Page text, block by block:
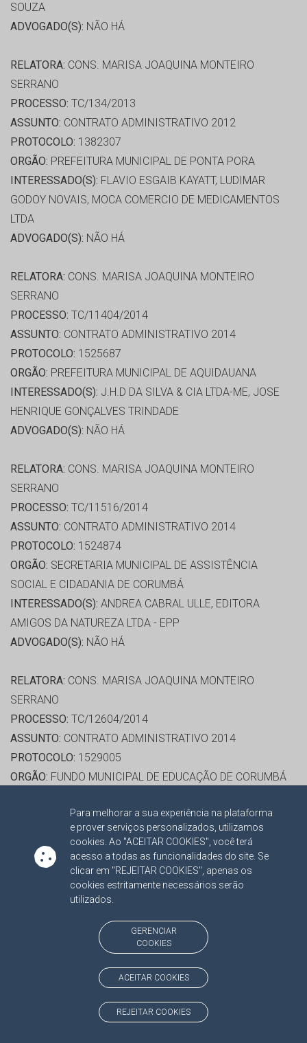
Para melhorar a sua experiência na plataforma
e prover serviços personalizados, utilizamos
cookies. Ao "ACEITAR COOKIES", você terá
acesso a todas as funcionalidades do site. Se
clicar em "REJEITAR COOKIES", apenas os
cookies estritamente necessários serão
utilizados.
GERENCIAR
COOKIES
ACEITAR COOKIES
REJEITAR COOKIES
SOUZA
ADVOGADO(S): NÃO HÁ
RELATORA: CONS. MARISA JOAQUINA MONTEIRO
SERRANO
PROCESSO: TC/134/2013
ASSUNTO: CONTRATO ADMINISTRATIVO 2012
PROTOCOLO: 1382307
ORGÃO: PREFEITURA MUNICIPAL DE PONTA PORA
INTERESSADO(S): FLAVIO ESGAIB KAYATT, LUDIMAR
GODOY NOVAIS, MOCA COMERCIO DE MEDICAMENTOS
LTDA
ADVOGADO(S): NÃO HÁ
RELATORA: CONS. MARISA JOAQUINA MONTEIRO
SERRANO
PROCESSO: TC/11404/2014
ASSUNTO: CONTRATO ADMINISTRATIVO 2014
PROTOCOLO: 1525687
ORGÃO: PREFEITURA MUNICIPAL DE AQUIDAUANA
INTERESSADO(S): J.H.D DA SILVA & CIA LTDA-ME, JOSE
HENRIQUE GONÇALVES TRINDADE
ADVOGADO(S): NÃO HÁ
RELATORA: CONS. MARISA JOAQUINA MONTEIRO
SERRANO
PROCESSO: TC/11516/2014
ASSUNTO: CONTRATO ADMINISTRATIVO 2014
PROTOCOLO: 1524874
ORGÃO: SECRETARIA MUNICIPAL DE ASSISTÊNCIA
SOCIAL E CIDADANIA DE CORUMBÁ
INTERESSADO(S): ANDREA CABRAL ULLE, EDITORA
AMIGOS DA NATUREZA LTDA - EPP
ADVOGADO(S): NÃO HÁ
RELATORA: CONS. MARISA JOAQUINA MONTEIRO
SERRANO
PROCESSO: TC/12604/2014
ASSUNTO: CONTRATO ADMINISTRATIVO 2014
PROTOCOLO: 1529005
ORGÃO: FUNDO MUNICIPAL DE EDUCAÇÃO DE CORUMBÁ
ROSEANE LIMOEIRO DA SILVA PIRES, SIMÉIA A. H. M.
MUSTAFA - EPP
ADVOGADO(S):NÃO HÁ
CONS. MARISA JOAQUINA MONTEIRO
TC/12691/2014
CONTRATO ADMINISTRATIVO 2014
1529004
FUNDO MUNICIPAL DE EDUCAÇÃO DE CORUMBÁ
FORTE COMERCIO DE CARNES E